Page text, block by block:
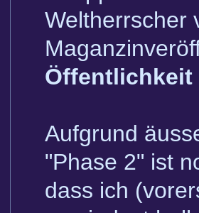
Weltherrscher
Aufgrund
"Phase 2" ist
dass ich